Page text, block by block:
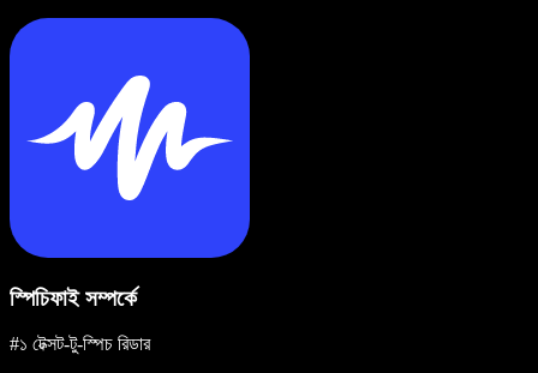
স্পিচিফাই সম্পর্কে
#১ টেক্সট-টু-স্পিচ রিডার